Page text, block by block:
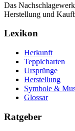
Das
Herstellung und
Lexikon
Herkunft
Teppicharten
Ursprünge
Herstellung
Symbole &
Glossar
Ratgeber